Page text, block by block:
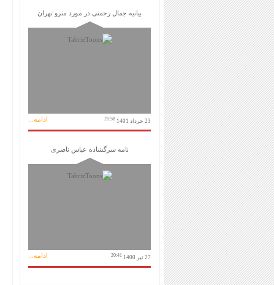
بیانیه جمال رحمتی در مورد مترو تهران
23 خرداد 1401 21:58 ادامه...
نامه سرگشاده عباس ناصری
27 تیر 1400 20:41 ادامه...